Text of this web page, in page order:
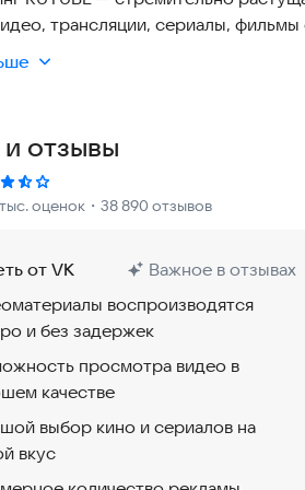
трансляции, сериалы,
— и ТВ онлайн. Делитесь
зарабатывайте на своём творчестве!
ваш любимый онлайн-
А с подпиской RUTUBE можно
есть все форматы контента:
можно слушать в фоне, даже
развлекательный и
трансляции с важных
трейлеры, телешоу —
зарегистрируйтесь на
отзывы
оценок ・38 890 отзывов
от VK
Важное в отзывах
воспроизводятся
и без задержек
просмотра видео в
качестве
выбор кино и сериалов на
вкус